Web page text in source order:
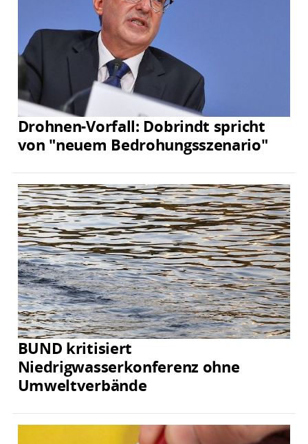
Drohnen-Vorfall: Dobrindt spricht
von "neuem Bedrohungsszenario"
BUND kritisiert
Niedrigwasserkonferenz ohne
Umweltverbände